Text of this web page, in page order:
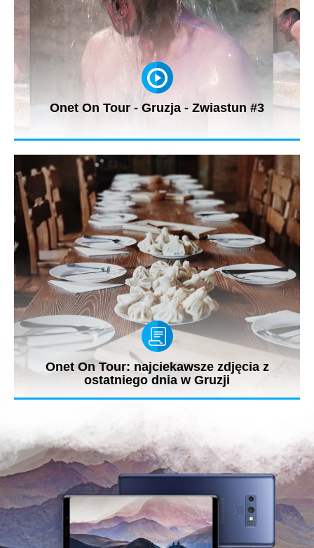
Onet On Tour - Gruzja - Zwiastun #3
W oczekiwaniu na najnowszą produkcję Onet On Tour z Gruzji
zobaczcie kilka...
Onet On Tour: najciekawsze zdjęcia z
ostatniego dnia w Gruzji
Trzy dni wystarczą,...